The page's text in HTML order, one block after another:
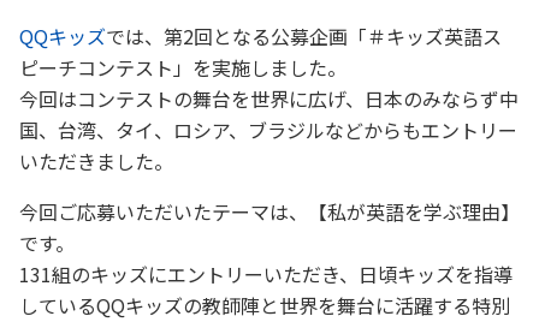
QQキッズでは、第2回となる公募企画「＃キッズ英語ス
ピーチコンテスト」を実施しました。
今回はコンテストの舞台を世界に広げ、日本のみならず中
国、台湾、タイ、ロシア、ブラジルなどからもエントリー
いただきました。
今回ご応募いただいたテーマは、【私が英語を学ぶ理由】
です。
131組のキッズにエントリーいただき、日頃キッズを指導
しているQQキッズの教師陣と世界を舞台に活躍する特別